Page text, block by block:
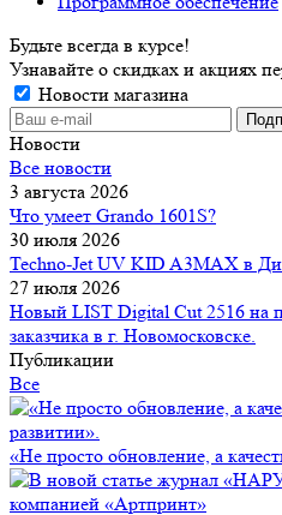
Будьте всегда в курсе!
Узнавайте о скидках и акциях
Новости магазина
Новости
Все новости
3 августа 2026
Что умеет Grando 1601S?
30 июля 2026
Techno-Jet UV KID A3MAX в
27 июля 2026
Новый LIST Digital Cut 2516 на
заказчика в г. Новомосковске.
Публикации
Все
«Не просто обновление, а